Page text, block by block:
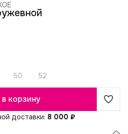
50 52
корзину
доставки: 8 000 ₽